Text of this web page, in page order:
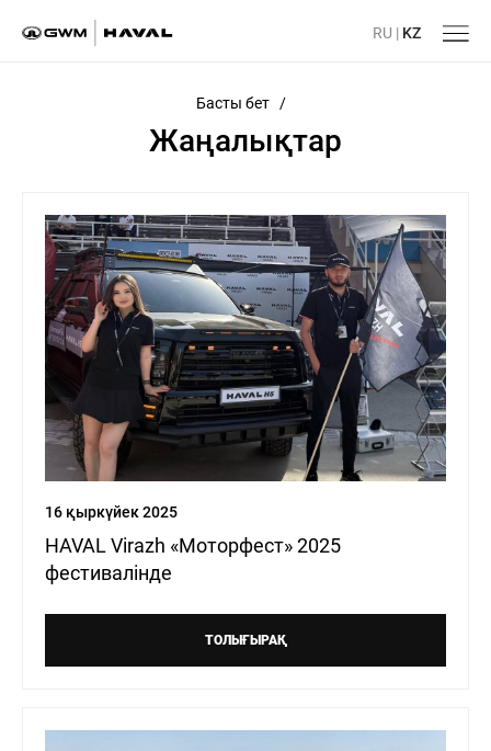
RU | KZ
Басты бет /
Жаңалықтар
16 қыркүйек 2025
HAVAL Virazh «Моторфест» 2025
фестивалінде
ТОЛЫҒЫРАҚ